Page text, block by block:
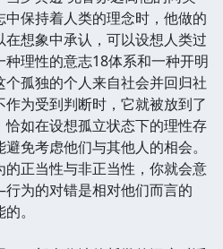
保持着人类的理念时，他做的
想象中承认，可以设想人类过
理性的意志18体系和一种开明
孤独的个人来自社会并回归社
为受到判断时，它就被放到了
如在设想孤立状态下的理性存
免考虑他们与其他人的相会。
正当性与非正当性，你就会意
为的对错是相对他们而言的
。